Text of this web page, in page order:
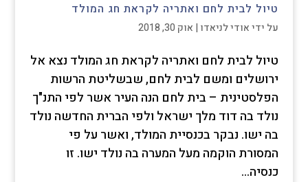
טיול לבית לחם ואתריה לקראת חג המולד
על ידיאודי לניאדו| אוק 30, 2018
טיול לבית לחם ואתריה לקראת חג המולד נצא אל
ירושלים ומשם לבית לחם, שבשליטת הרשות
הפלסטינית – בית לחם הנה העיר אשר לפי התנ"ך
נולד בה דוד מלך ישראל ולפי הברית החדשה נולד
בה ישו. נבקר בכנסיית המולד, ואשר על פי
המסורת הוקמה מעל המערה בה נולד ישו. זו
כנסיה...